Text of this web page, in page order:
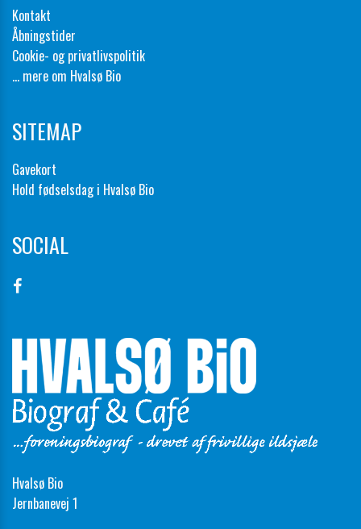
Kontakt
Åbningstider
Cookie- og privatlivspolitik
... mere om Hvalsø Bio
SITEMAP
Gavekort
Hold fødselsdag i Hvalsø Bio
SOCIAL
Hvalsø Bio
Jernbanevej 1